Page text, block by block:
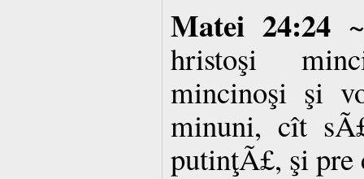
Matei 24:24~
hristoşi
mincinoşi şi
minuni, cît
putinţÃ£, şi pre